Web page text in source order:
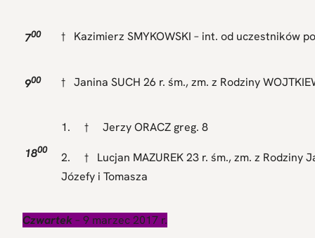
700 † Kazimierz SMYKOWSKI – int. od uczestników
900 † Janina SUCH 26 r. śm., zm. z Rodziny
1800
1. † Jerzy ORACZ greg. 8
2. † Lucjan MAZUREK 23 r. śm., zm. z Rodziny
Józefy i Tomasza
Czwartek– 9 marzec 2017 r.